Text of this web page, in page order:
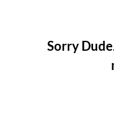
Sorry